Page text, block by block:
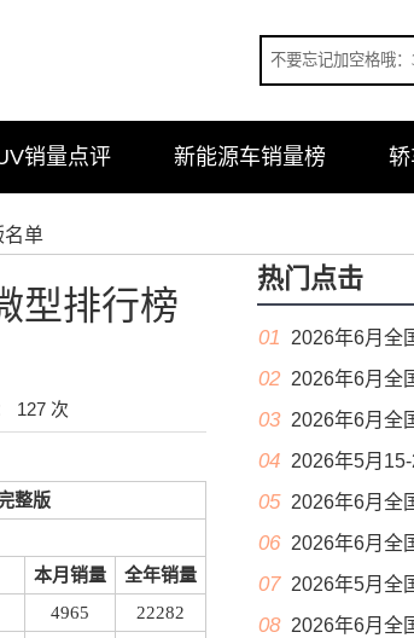
销量点评 新能源车销量榜
名单
型排行榜
127 次
整版
本月销量
全年销量
4965
22282
热门点击
01 2026年6月全国合
02 2026年6月全国自
03 2026年6月全国自
04 2026年5月15-20万
05 2026年6月全
06 2026年6月全国国
07 2026年5月全国纯
08 2026年6月全国合